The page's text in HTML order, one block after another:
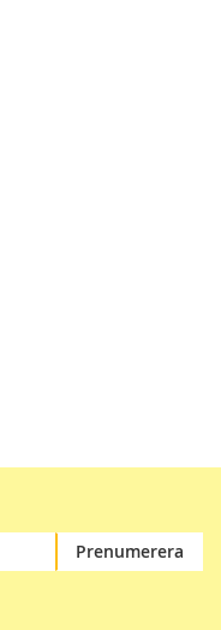
Prenumerera